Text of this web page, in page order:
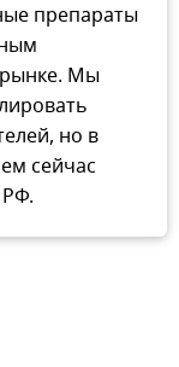
препараты
рынке. Мы
но в
сейчас